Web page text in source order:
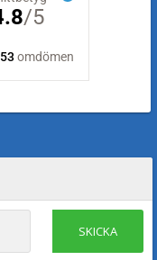
SKICKA